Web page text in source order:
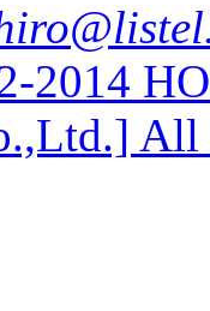
2014
All